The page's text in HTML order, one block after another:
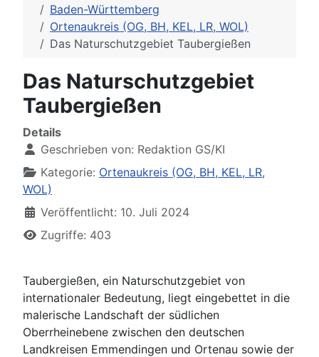
Baden-Württemberg
Ortenaukreis (OG, BH, KEL, LR, WOL)
Das Naturschutzgebiet Taubergießen
Das Naturschutzgebiet
Taubergießen
Details
Geschrieben von: Redaktion GS/KI
Kategorie: Ortenaukreis (OG, BH, KEL, LR,
WOL)
Veröffentlicht: 10. Juli 2024
Zugriffe: 403
Taubergießen, ein Naturschutzgebiet von
internationaler Bedeutung, liegt eingebettet in die
malerische Landschaft der südlichen
Oberrheinebene zwischen den deutschen
Landkreisen Emmendingen und Ortenau sowie der